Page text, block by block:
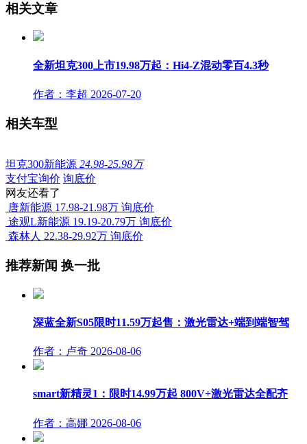
相关文章
全新坦克300上市19.98万起：Hi4-Z混动零百4.3秒
作者：李超 2026-07-20
相关车型
坦克300新能源 24.98-25.98万
支付宝询价 询底价
网友还看了
唐新能源 17.98-21.98万 询底价
途观L新能源 19.19-20.79万 询底价
森林人 22.38-29.92万 询底价
推荐新闻 换一批
深蓝全新S05限时11.59万起售：激光雷达+端到端智驾
作者：卢奇 2026-08-06
smart新精灵1：限时14.99万起 800V+激光雷达全配齐
作者：高娜 2026-08-06